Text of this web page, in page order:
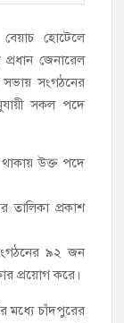
হোটেলে
জেনারেল
সভায় সংগঠনের
সকল পদে
থাকায় উক্ত পদে
তালিকা প্রকাশ
৯২ জন
প্রয়োগ করে।
মধ্যে চাঁদপুরের